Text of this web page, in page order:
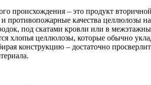
происхождения – это продукт
противопожарные качества целлюлозы
под скатами кровли или в
хлопья целлюлозы, которые обычно
конструкцию – достаточно